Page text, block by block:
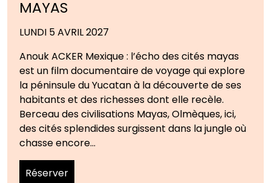
MAYAS
LUNDI 5 AVRIL 2027
Anouk ACKER Mexique : l’écho des cités mayas
est un film documentaire de voyage qui explore
la péninsule du Yucatan à la découverte de ses
habitants et des richesses dont elle recèle.
Berceau des civilisations Mayas, Olmèques, ici,
des cités splendides surgissent dans la jungle où
chasse encore…
Réserver